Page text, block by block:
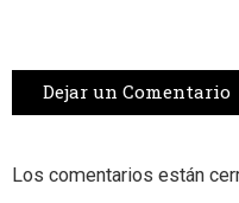
Dejar un Comentario
Los comentarios están